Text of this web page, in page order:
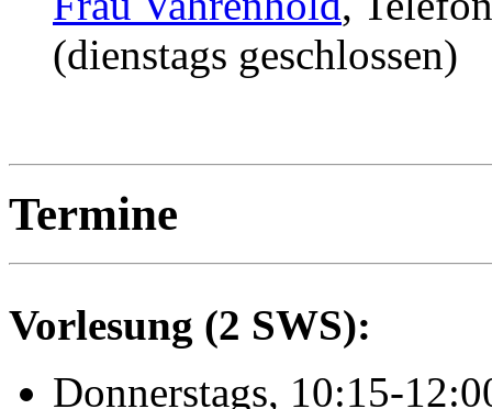
(dienstags geschlossen)
Termine
Vorlesung (2 SWS):
Donnerstags, 10:15-